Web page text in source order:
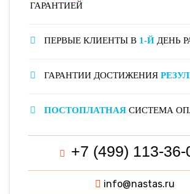
ГАРАНТИЕЙ
ПЕРВЫЕ КЛИЕНТЫ В 1-Й ДЕНЬ
ГАРАНТИИ ДОСТИЖЕНИЯ
ПОСТОПЛАТНАЯ СИСТЕМА
+7 (499) 113-36-
info@nastas.ru